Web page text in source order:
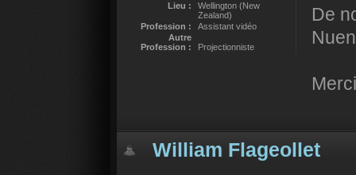
Lieu :
Wellington (New
Zealand)
Profession :
Assistant vidéo
Autre
Profession :
Projectionniste
De
William Flageollet